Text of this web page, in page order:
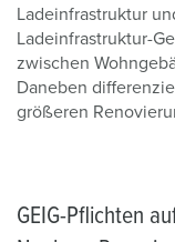
Ladeinfrastruktur
Ladeinfrastruktur-
zwischen
Daneben
größeren
GEIG-Pflichten